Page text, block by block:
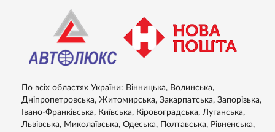
По всіх областях України: Вінницька, Волинська,
Дніпропетровська, Житомирська, Закарпатська, Запорізька,
Івано-Франківська, Київська, Кіровоградська, Луганська,
Львівська, Миколаївська, Одеська, Полтавська, Рівненська,